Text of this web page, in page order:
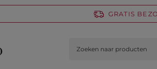
GRATIS